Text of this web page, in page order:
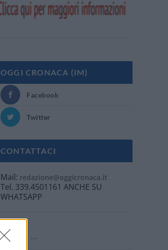
OGGI CRONACA (IM)
Facebook
Twitter
CONTATTACI
Mail: redazione@oggicronaca.it
Tel. 339.4501161 ANCHE SU
WHATSAPP